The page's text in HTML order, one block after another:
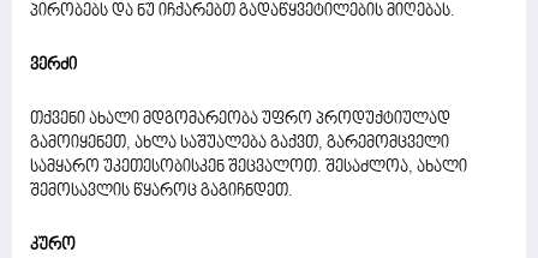
პირობებს და ნუ იჩქარებთ გადაწყვეტილების მიღებას.
ვერძი
თქვენი ახალი მდგომარეობა უფრო პროდუქტიულად
გამოიყენეთ, ახლა საშუალება გაქვთ, გარემომცველი
სამყარო უკეთესობისკენ შეცვალოთ. შესაძლოა, ახალი
შემოსავლის წყაროც გაგიჩნდეთ.
კურო